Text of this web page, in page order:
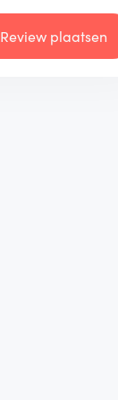
Review plaatsen